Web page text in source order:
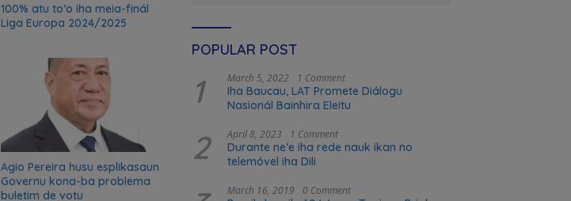
100% atu to’o iha meia-finál
Liga Europa 2024/2025
Agio Pereira husu esplikasaun
Governu kona-ba problema
buletim de votu
POPULAR POST
1 March 5, 2022 1 Comment
Iha Baucau, LAT Promete Diálogu
Nasionál Bainhira Eleitu
2 April 8, 2023 1 Comment
Durante ne’e iha rede nauk ikan no
telemóvel iha Dili
March 16, 2019 0 Comment